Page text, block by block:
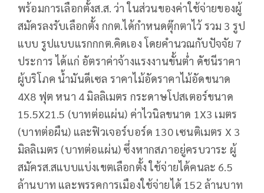
พร้อมการเลือกตั้งส.ส. ว่า ในส่วนของค่าใช้จ่ายของผู้
สมัครลงรับเลือกตั้ง กกต.ได้กำหนดตุ๊กตาไว้ รวม 3 รูป
แบบ รูปแบบแรกกกต.คิดเอง โดยคำนวณกับปัจจัย 7
ประการ ได้แก่ อัตราค่าจ้างแรงงานขั้นต่ำ ดัชนีราคา
ผู้บริโภค น้ำมันดีเซล ราคาไม้อัดราคาไม้อัดขนาด
4X8 ฟุต หนา 4 มิลลิเมตร กระดาษโปสเตอร์ขนาด
15.5X21.5 (บาทต่อแผ่น) ค่าไวนิลขนาด 1X3 เมตร
(บาทต่อผืน) และฟิวเจอร์บอร์ด 130 เซนติเมตร X 3
มิลลิเมตร (บาทต่อแผ่น) ซึ่งหากสภาอยู่ครบวาระ ผู้
สมัครส.สแบบแบ่งเขตเลือกตั้ง ใช้จ่ายได้คนละ 6.5
ล้านบาท และพรรคการเมืองใช้จ่ายได้ 152 ล้านบาท